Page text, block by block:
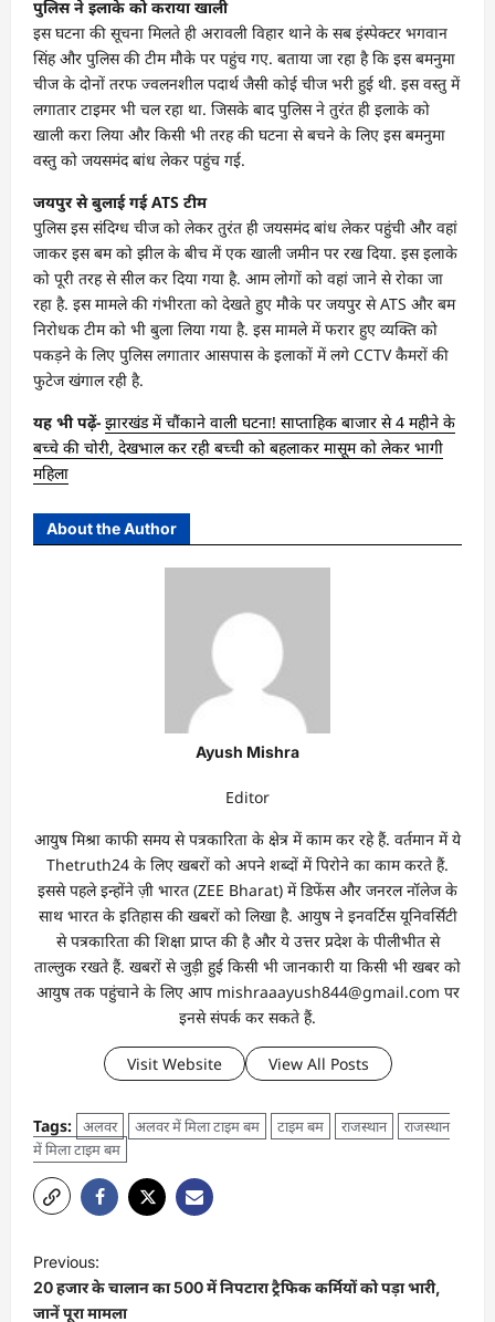
पुलिस ने इलाके को कराया खाली
इस घटना की सूचना मिलते ही अरावली विहार थाने के सब इंस्पेक्टर भगवान
सिंह और पुलिस की टीम मौके पर पहुंच गए. बताया जा रहा है कि इस बमनुमा
चीज के दोनों तरफ ज्वलनशील पदार्थ जैसी कोई चीज भरी हुई थी. इस वस्तु में
लगातार टाइमर भी चल रहा था. जिसके बाद पुलिस ने तुरंत ही इलाके को
खाली करा लिया और किसी भी तरह की घटना से बचने के लिए इस बमनुमा
वस्तु को जयसमंद बांध लेकर पहुंच गई.
जयपुर से बुलाई गई ATS टीम
पुलिस इस संदिग्ध चीज को लेकर तुरंत ही जयसमंद बांध लेकर पहुंची और वहां
जाकर इस बम को झील के बीच में एक खाली जमीन पर रख दिया. इस इलाके
को पूरी तरह से सील कर दिया गया है. आम लोगों को वहां जाने से रोका जा
रहा है. इस मामले की गंभीरता को देखते हुए मौके पर जयपुर से ATS और बम
निरोधक टीम को भी बुला लिया गया है. इस मामले में फरार हुए व्यक्ति को
पकड़ने के लिए पुलिस लगातार आसपास के इलाकों में लगे CCTV कैमरों की
फुटेज खंगाल रही है.
यह भी पढ़ें- झारखंड में चौंकाने वाली घटना! साप्ताहिक बाजार से 4 महीने के
बच्चे की चोरी, देखभाल कर रही बच्ची को बहलाकर मासूम को लेकर भागी
महिला
About the Author
Ayush Mishra
Editor
आयुष मिश्रा काफी समय से पत्रकारिता के क्षेत्र में काम कर रहे हैं. वर्तमान में ये
Thetruth24 के लिए खबरों को अपने शब्दों में पिरोने का काम करते हैं.
इससे पहले इन्होंने ज़ी भारत (ZEE Bharat) में डिफेंस और जनरल नॉलेज के
साथ भारत के इतिहास की खबरों को लिखा है. आयुष ने इनवर्टिस यूनिवर्सिटी
से पत्रकारिता की शिक्षा प्राप्त की है और ये उत्तर प्रदेश के पीलीभीत से
ताल्लुक रखते हैं. खबरों से जुड़ी हुई किसी भी जानकारी या किसी भी खबर को
आयुष तक पहुंचाने के लिए आप mishraaayush844@gmail.com पर
इनसे संपर्क कर सकते हैं.
Visit Website View All Posts
Tags: अलवर अलवर में मिला टाइम बम टाइम बम राजस्थान
राजस्थान
में मिला टाइम बम
Previous:
20 हजार के चालान का 500 में निपटारा ट्रैफिक कर्मियों को पड़ा भारी,
जानें पूरा मामला